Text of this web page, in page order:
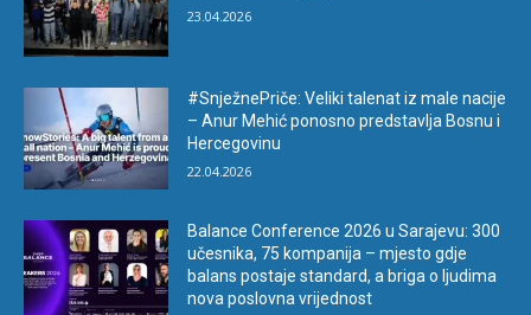
23.04.2026
#SnježnePriče: Veliki talenat iz male nacije
– Anur Mehić ponosno predstavlja Bosnu i
Hercegovinu
22.04.2026
Balance Conference 2026 u Sarajevu: 300
učesnika, 75 kompanija – mjesto gdje
balans postaje standard, a briga o ljudima
nova poslovna vrijednost